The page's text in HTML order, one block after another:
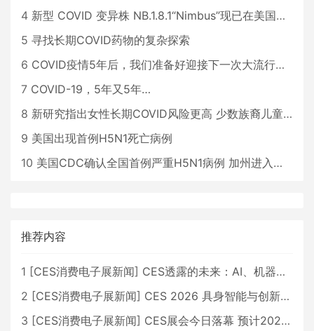
4 新型 COVID 变异株 NB.1.8.1“Nimbus”现已在美国占据主导地位
5 寻找长期COVID药物的复杂探索
6 COVID疫情5年后，我们准备好迎接下一次大流行了吗？
7 COVID-19，5年又5年…
8 新研究指出女性长期COVID风险更高 少数族裔儿童存在差异
9 美国出现首例H5N1死亡病例
10 美国CDC确认全国首例严重H5N1病例 加州进入紧急状态
推荐内容
1 [CES消费电子展新闻] CES透露的未来：AI、机器人与智能生活大爆发
2 [CES消费电子展新闻] CES 2026 具身智能与创新领域 中国公司大放异彩
3 [CES消费电子展新闻] CES展会今日落幕 预计2026行业收入将超五千亿美元